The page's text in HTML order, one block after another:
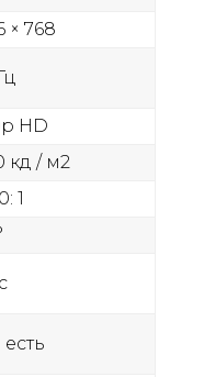
× 768
HD
кд / м2
1
есть